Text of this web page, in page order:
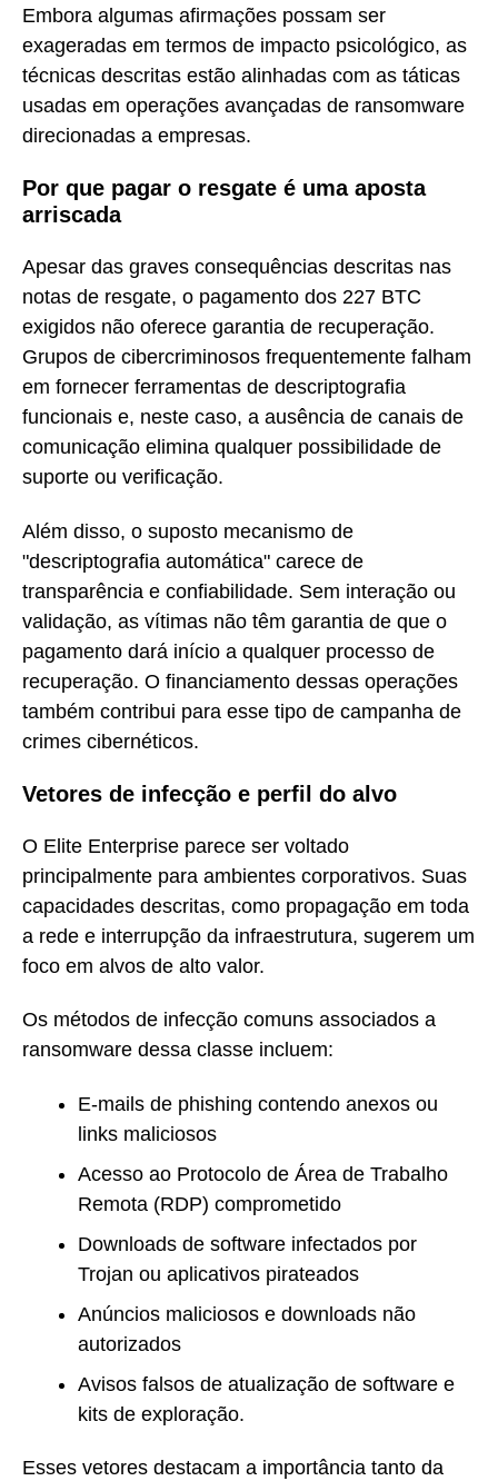
Embora algumas afirmações possam ser
exageradas em termos de impacto psicológico, as
técnicas descritas estão alinhadas com as táticas
usadas em operações avançadas de ransomware
direcionadas a empresas.
Por que pagar o resgate é uma aposta
arriscada
Apesar das graves consequências descritas nas
notas de resgate, o pagamento dos 227 BTC
exigidos não oferece garantia de recuperação.
Grupos de cibercriminosos frequentemente falham
em fornecer ferramentas de descriptografia
funcionais e, neste caso, a ausência de canais de
comunicação elimina qualquer possibilidade de
suporte ou verificação.
Além disso, o suposto mecanismo de
"descriptografia automática" carece de
transparência e confiabilidade. Sem interação ou
validação, as vítimas não têm garantia de que o
pagamento dará início a qualquer processo de
recuperação. O financiamento dessas operações
também contribui para esse tipo de campanha de
crimes cibernéticos.
Vetores de infecção e perfil do alvo
O Elite Enterprise parece ser voltado
principalmente para ambientes corporativos. Suas
capacidades descritas, como propagação em toda
a rede e interrupção da infraestrutura, sugerem um
foco em alvos de alto valor.
Os métodos de infecção comuns associados a
ransomware dessa classe incluem:
E-mails de phishing contendo anexos ou
links maliciosos
Acesso ao Protocolo de Área de Trabalho
Remota (RDP) comprometido
Downloads de software infectados por
Trojan ou aplicativos pirateados
Anúncios maliciosos e downloads não
autorizados
Avisos falsos de atualização de software e
kits de exploração.
Esses vetores destacam a importância tanto da